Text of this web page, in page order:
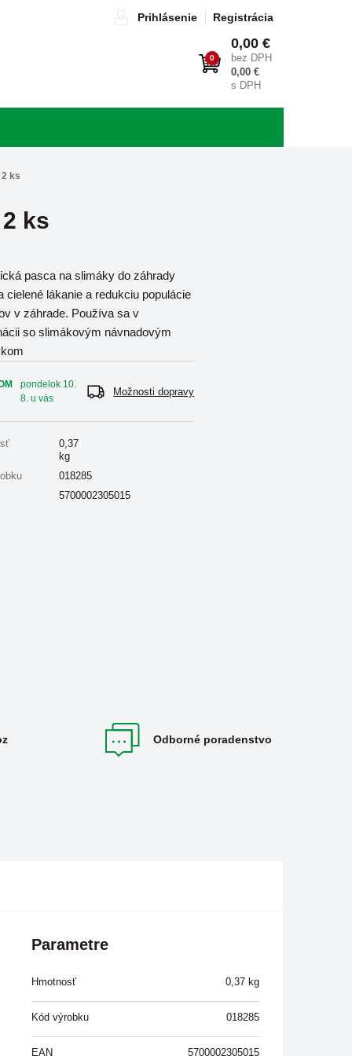
Prihlásenie Registrácia
0
0,00 €
bez DPH
0,00 €
s DPH
ks
ks
pasca na slimáky do záhrady
cielené lákanie a redukciu populácie
v záhrade. Používa sa v
so slimákovým návnadovým
pondelok 10.
8. u vás
Možnosti dopravy
0,37
kg
018285
5700002305015
Odborné poradenstvo
Parametre
Hmotnosť 0,37 kg
Kód výrobku 018285
EAN 5700002305015